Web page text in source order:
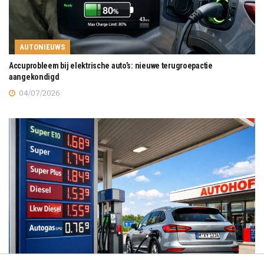
AUTONIEUWS
Accuprobleem bij elektrische auto’s: nieuwe terugroepactie
aangekondigd
04/07/2026